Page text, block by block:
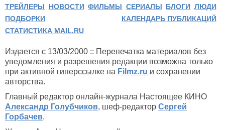
ТРЕЙЛЕРЫ НОВОСТИ ФИЛЬМЫ СЕРИАЛЫ БЛОГИ ЛЮДИ
ПОДБОРКИ
КАЛЕНДАРЬ ПУБЛИКАЦИЙ
СТАТИСТИКА MAIL.RU
Издается с 13/03/2000 :: Перепечатка материалов без
уведомления и разрешения редакции возможна только
при активной гиперссылке на Filmz.ru и сохранении
авторства.
Главный редактор онлайн-журнала Настоящее КИНО
Александр Голубчиков, шеф-редактор Сергей
Горбачев.